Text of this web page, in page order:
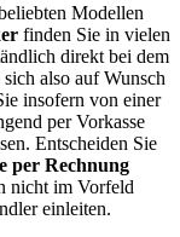
Modellen
finden Sie in vielen
direkt bei dem
also auf Wunsch
insofern von einer
per Vorkasse
Entscheiden Sie
per Rechnung
nicht im Vorfeld
einleiten.